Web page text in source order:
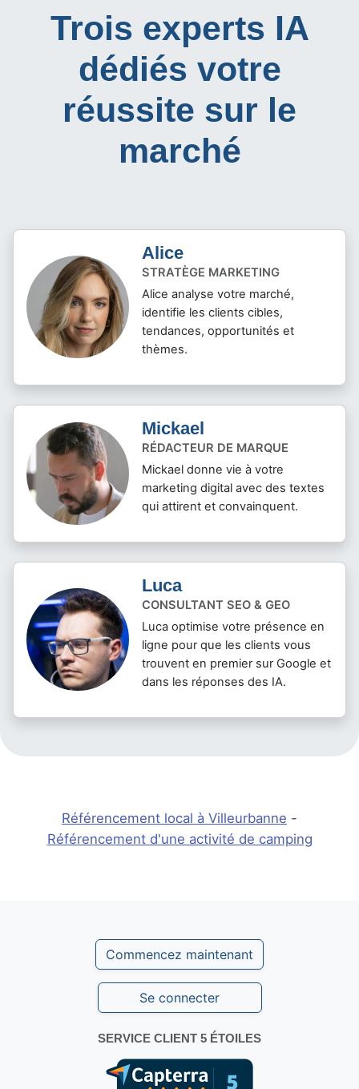
Trois experts IA
dédiés votre
réussite sur le
marché
Alice
STRATÈGE MARKETING
Alice analyse votre marché,
identifie les clients cibles,
tendances, opportunités et
thèmes.
Mickael
RÉDACTEUR DE MARQUE
Mickael donne vie à votre
marketing digital avec des textes
qui attirent et convainquent.
Luca
CONSULTANT SEO & GEO
Luca optimise votre présence en
ligne pour que les clients vous
trouvent en premier sur Google et
dans les réponses des IA.
Référencement local à Villeurbanne -
Référencement d'une activité de camping
Commencez maintenant
Se connecter
SERVICE CLIENT 5 ÉTOILES